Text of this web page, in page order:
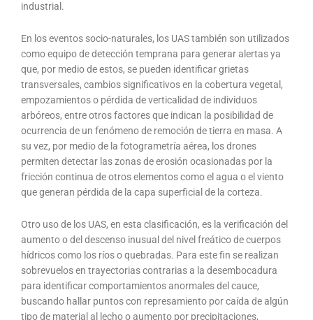
industrial.
En los eventos socio-naturales, los UAS también son utilizados
como equipo de detección temprana para generar alertas ya
que, por medio de estos, se pueden identificar grietas
transversales, cambios significativos en la cobertura vegetal,
empozamientos o pérdida de verticalidad de individuos
arbóreos, entre otros factores que indican la posibilidad de
ocurrencia de un fenómeno de remoción de tierra en masa. A
su vez, por medio de la fotogrametría aérea, los drones
permiten detectar las zonas de erosión ocasionadas por la
fricción continua de otros elementos como el agua o el viento
que generan pérdida de la capa superficial de la corteza.
Otro uso de los UAS, en esta clasificación, es la verificación del
aumento o del descenso inusual del nivel freático de cuerpos
hídricos como los ríos o quebradas. Para este fin se realizan
sobrevuelos en trayectorias contrarias a la desembocadura
para identificar comportamientos anormales del cauce,
buscando hallar puntos con represamiento por caída de algún
tipo de material al lecho o aumento por precipitaciones,